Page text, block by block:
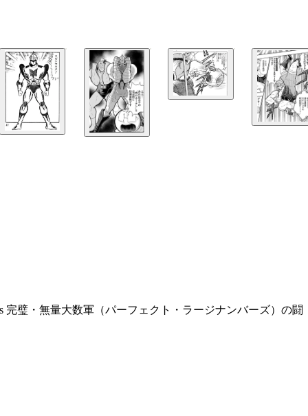
璧・無量大数軍（パーフェクト・ラージナンバーズ）の闘